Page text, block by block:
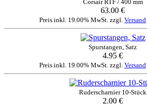
Corsair RTF / 400 mm
63.00 €
Preis inkl. 19.00% MwSt. zzgl. Versand
Spurstangen, Satz
4.95 €
Preis inkl. 19.00% MwSt. zzgl. Versand
Ruderscharnier 10-Stück
2.00 €